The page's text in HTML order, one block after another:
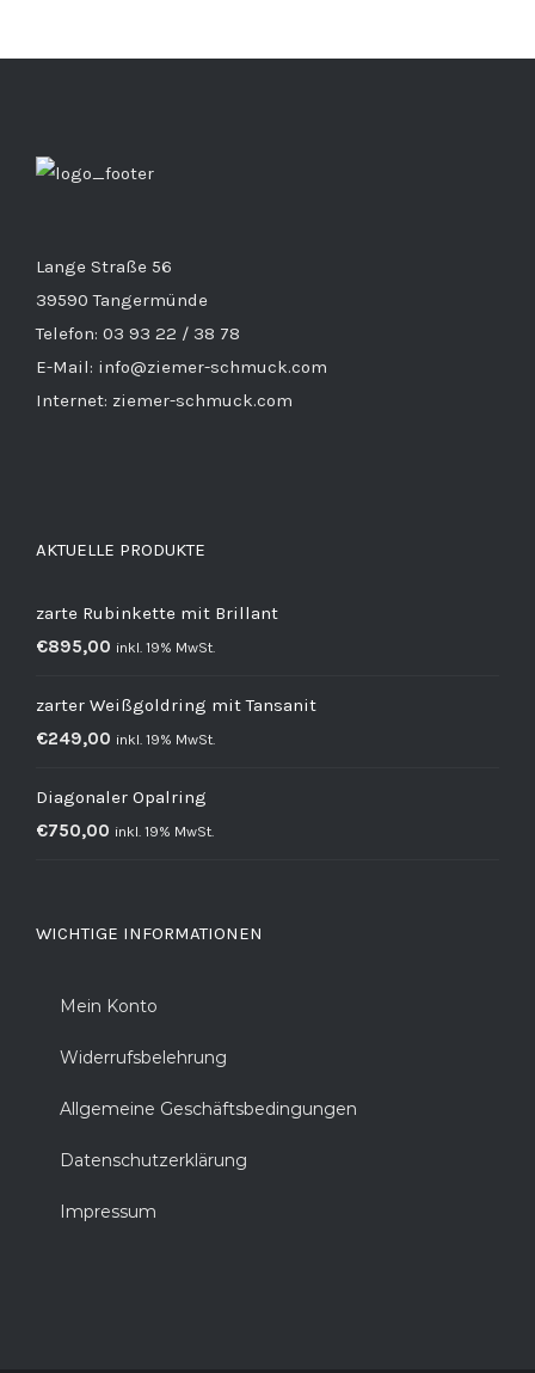
Lange Straße 56
39590 Tangermünde
Telefon: 03 93 22 / 38 78
E-Mail: info@ziemer-schmuck.com
Internet: ziemer-schmuck.com
AKTUELLE PRODUKTE
zarte Rubinkette mit Brillant
€895,00 inkl. 19% MwSt.
zarter Weißgoldring mit Tansanit
€249,00 inkl. 19% MwSt.
Diagonaler Opalring
€750,00 inkl. 19% MwSt.
WICHTIGE INFORMATIONEN
Mein Konto
Widerrufsbelehrung
Allgemeine Geschäftsbedingungen
Datenschutzerklärung
Impressum